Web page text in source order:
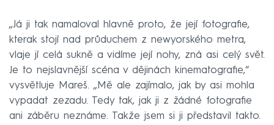
„Já ji tak namaloval hlavně proto, že její fotografie,
kterak stojí nad průduchem z newyorského metra,
vlaje jí celá sukně a vidíme její nohy, zná asi celý svět.
Je to nejslavnější scéna v dějinách kinematografie,“
vysvětluje Mareš. „Mě ale zajímalo, jak by asi mohla
vypadat zezadu. Tedy tak, jak ji z žádné fotografie
ani záběru neznáme. Takže jsem si ji představil takto.